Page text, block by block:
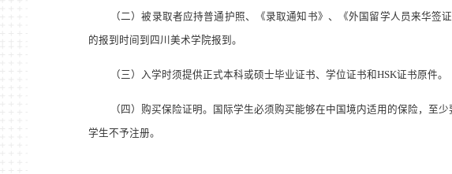
（二）被录取者应持普通护照、《录取通知书》、《外国留学人员来华签
的报到时间到四川美术学院报到。
（三）入学时须提供正式本科或硕士毕业证书、学位证书和HSK证书原件。
（四）购买保险证明。国际学生必须购买能够在中国境内适用的保险，至
学生不予注册。